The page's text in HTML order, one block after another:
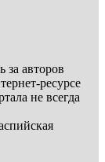
за авторов
ресурсе
не всегда